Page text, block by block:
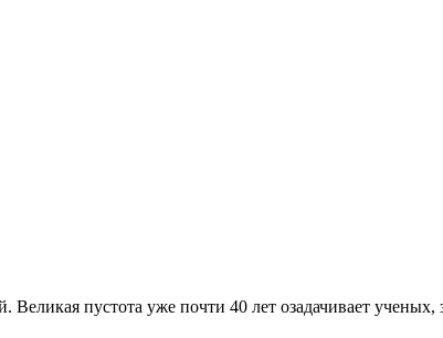
пустота уже почти 40 лет озадачивает ученых,